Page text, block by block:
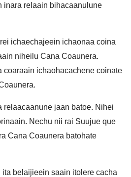
inara relaain bihacaanulune
ichaechajeein ichaonaa coina
niheilu Cana Coaunera.
coaraain ichaohacachene coinate
relaacaanune jaan batoe. Nihei
Nechu nii rai Suujue que
Cana Coaunera batohate
belaijieein saain itolere cacha